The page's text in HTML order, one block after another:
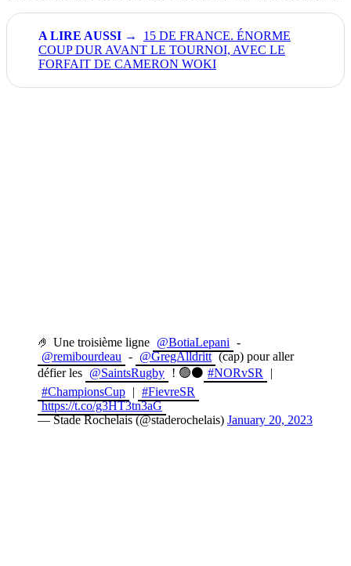
15 DE FRANCE. ÉNORME
COUP DUR AVANT LE TOURNOI, AVEC LE
FORFAIT DE CAMERON WOKI
🤌 Une troisième ligne @BotiaLepani -
@remibourdeau - @GregAlldritt (cap) pour aller
défier les @SaintsRugby ! 🟢⚫️ #NORvSR
|
#ChampionsCup | #FievreSR
https://t.co/g3HT3tn3aG
— Stade Rochelais (@staderochelais) January 20, 2023